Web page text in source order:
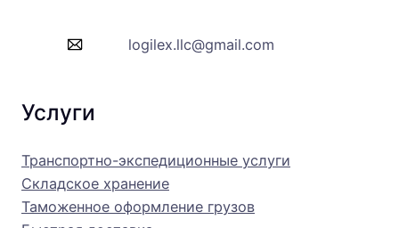
logilex.llc@gmail.com
Услуги
Транспортно-экспедиционные услуги
Складское хранение
Таможенное оформление грузов